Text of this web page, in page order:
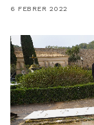
6 FEBRER 2022